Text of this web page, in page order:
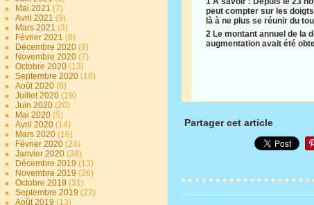
Mai 2021(7)
Avril 2021(9)
Mars 2021(3)
Février 2021(8)
Décembre 2020(9)
Novembre 2020(7)
Octobre 2020(13)
Septembre 2020(18)
Août 2020(6)
Juillet 2020(19)
Juin 2020(20)
Mai 2020(5)
Avril 2020(14)
Mars 2020(16)
Février 2020(24)
Janvier 2020(38)
Décembre 2019(13)
Novembre 2019(26)
Octobre 2019(31)
Septembre 2019(22)
Août 2019(13)
peut compter sur les
là à ne plus se réunir du
2 Le montant annuel de la
augmentation avait été
Partager cet article